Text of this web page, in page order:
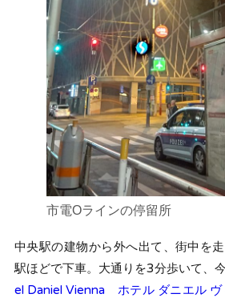
市電Oラインの停留所
中央駅の建物から外へ出て、街中を
駅ほどで下車。大通りを3分歩いて、
el Daniel Vienna ホテル ダニエル ヴ